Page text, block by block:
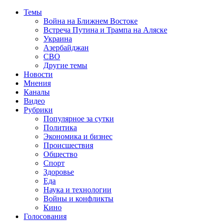
Темы
Война на Ближнем Востоке
Встреча Путина и Трампа на Аляске
Украина
Азербайджан
СВО
Другие темы
Новости
Мнения
Каналы
Видео
Рубрики
Популярное за сутки
Политика
Экономика и бизнес
Происшествия
Общество
Спорт
Здоровье
Еда
Наука и технологии
Войны и конфликты
Кино
Голосования